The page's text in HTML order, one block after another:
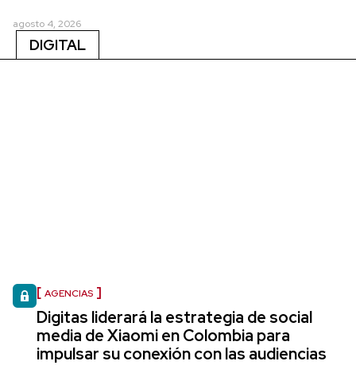
agosto 4, 2026
DIGITAL
AGENCIAS
Digitas liderará la estrategia de social
media de Xiaomi en Colombia para
impulsar su conexión con las audiencias